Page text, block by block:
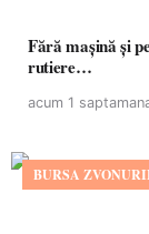
Fără mașină și
rutiere…
acum 1
BURSA